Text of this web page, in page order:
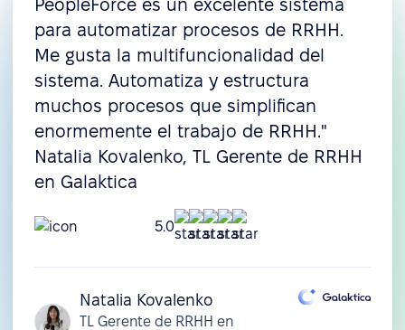
PeopleForce es un excelente sistema
para automatizar procesos de RRHH.
Me gusta la multifuncionalidad del
sistema. Automatiza y estructura
muchos procesos que simplifican
enormemente el trabajo de RRHH."
Natalia Kovalenko, TL Gerente de RRHH
en Galaktica
5.0
Natalia Kovalenko
TL Gerente de RRHH en